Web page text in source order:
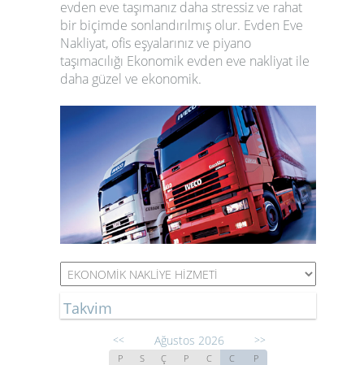
evden eve taşımanız daha stressiz ve rahat
bir biçimde sonlandırılmış olur. Evden Eve
Nakliyat, ofis eşyalarınız ve piyano
taşımacılığı Ekonomik evden eve nakliyat ile
daha güzel ve ekonomik.
Takvim
<< Ağustos 2026 >>
P S Ç P C C P